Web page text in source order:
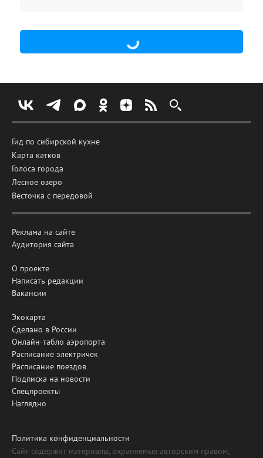
Гид по сибирской кухне
Карта катков
Голоса города
Лесное озеро
Весточка с передовой
Реклама на сайте
Аудитория сайта
О проекте
Написать редакции
Вакансии
Экокарта
Сделано в России
Онлайн-табло аэропорта
Расписание электричек
Расписание поездов
Подписка на новости
Спецпроекты
Наглядно
Политика конфиденциальности
Сайт содержит материалы, охраняемые авторским правом,